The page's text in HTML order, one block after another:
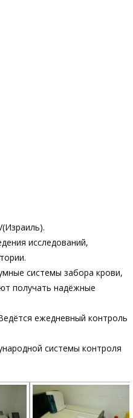
исследований,
системы забора крови,
получать надёжные
ежедневный контроль
системы контроля